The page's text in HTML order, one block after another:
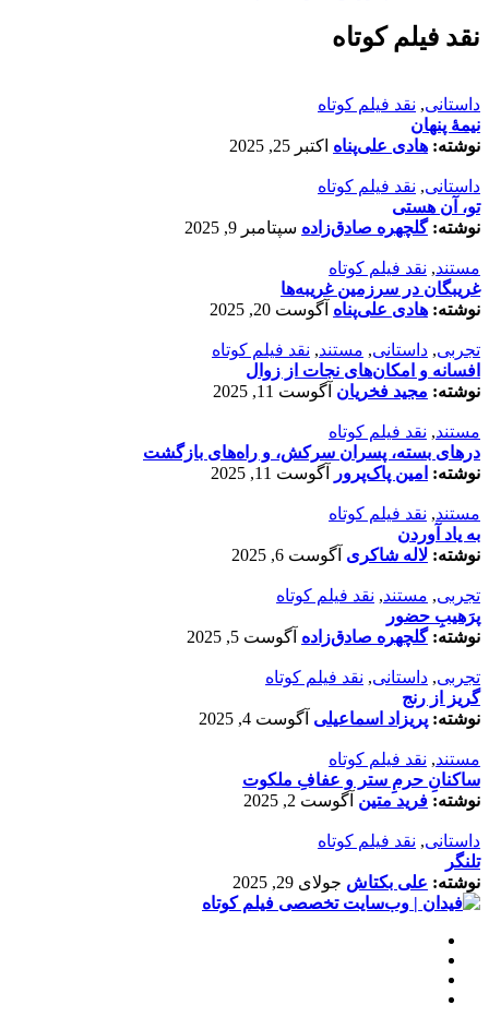
نقد فیلم کوتاه
داستانی, نقد فیلم کوتاه
نیمۀ پنهان
نوشته: هادی علی‌پناه اکتبر 25, 2025
داستانی, نقد فیلم کوتاه
تو، آن هستی
نوشته:گلچهره صادق‌زاده سپتامبر 9, 2025
مستند, نقد فیلم کوتاه
غریبگان در سرزمین غریبه‌ها
نوشته: هادی علی‌پناه آگوست 20, 2025
تجربی, داستانی, مستند, نقد فیلم کوتاه
افسانه‌ و امکان‌های نجات از زوال
نوشته: مجید فخریان آگوست 11, 2025
مستند, نقد فیلم کوتاه
درهای بسته، پسران سرکش، و راه‌های بازگشت
نوشته: امین پاک‌پرور آگوست 11, 2025
مستند, نقد فیلم کوتاه
به یاد آوردن
نوشته: لاله شاکری آگوست 6, 2025
تجربی, مستند, نقد فیلم کوتاه
پرَهیب‌ِ حضور
نوشته:گلچهره صادق‌زاده آگوست 5, 2025
تجربی, داستانی, نقد فیلم کوتاه
گریز از رنج
نوشته: پریزاد اسماعیلی آگوست 4, 2025
مستند, نقد فیلم کوتاه
ساکنانِ حرمِ ستر و عفافِ ملکوت
نوشته: فرید متین آگوست 2, 2025
داستانی, نقد فیلم کوتاه
تلنگر
نوشته: علی بکتاش جولای 29, 2025